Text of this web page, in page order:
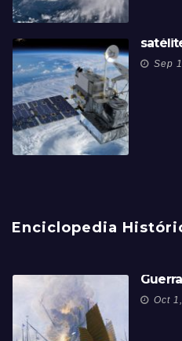
Sep
Enciclopedia
Oct